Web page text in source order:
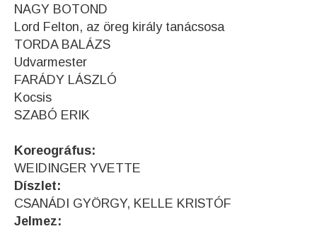
NAGY BOTOND
Lord Felton, az öreg király tanácsosa
TORDA BALÁZS
Udvarmester
FARÁDY LÁSZLÓ
Kocsis
SZABÓ ERIK
Koreográfus:
WEIDINGER YVETTE
Díszlet:
CSANÁDI GYÖRGY, KELLE KRISTÓF
Jelmez: